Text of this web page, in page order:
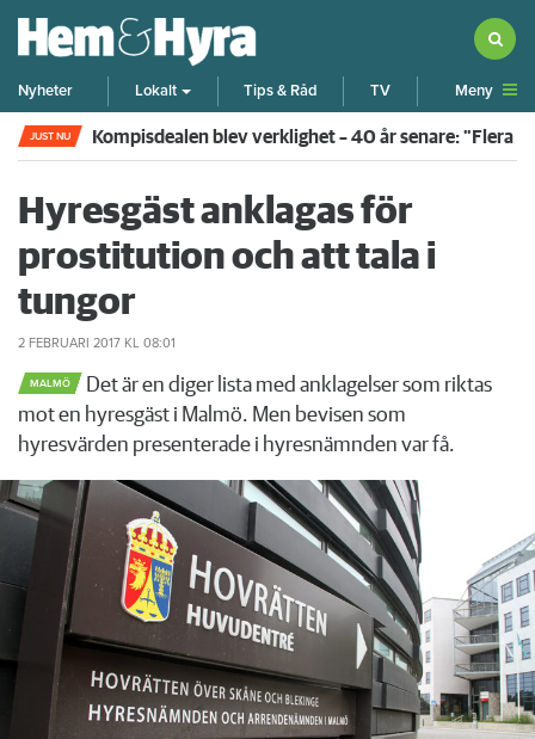
Nyheter Lokalt Tips & Råd TV Meny
JUST NU Kompisdealen blev verklighet – 40 år senare: "Flera
Hyresgäst anklagas för
prostitution och att tala i
tungor
2 FEBRUARI 2017 KL 08:01
MALMÖ
Det är en diger lista med anklagelser som riktas
mot en hyresgäst i Malmö. Men bevisen som
hyresvärden presenterade i hyresnämnden var få.